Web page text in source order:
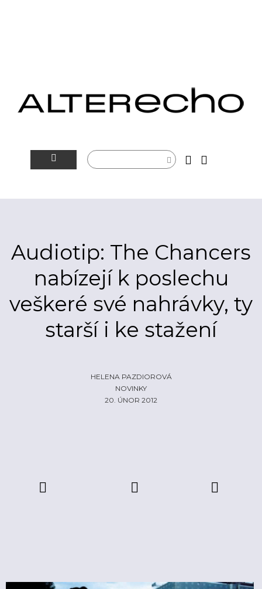
ARTEIN
ECHOLOKÁTOR
CZECH IT
ČLÁNKY
ROZHOVORY
FOTOGALERIE
REPORTY
INFO
LOGO KE STAŽENÍ
Audiotip: The Chancers
nabízejí k poslechu
veškeré své nahrávky, ty
starší i ke stažení
HELENA PAZDIOROVÁ
NOVINKY
20. ÚNOR 2012